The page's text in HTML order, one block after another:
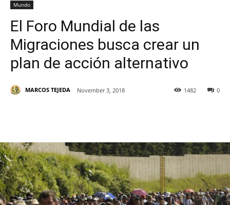
Mundo
El Foro Mundial de las
Migraciones busca crear un
plan de acción alternativo
MARCOS TEJEDA November 3, 2018 0
1482